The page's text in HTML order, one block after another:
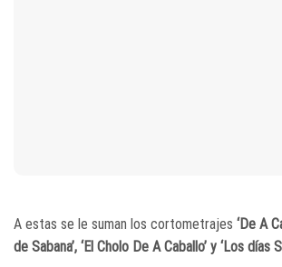
A estas se le suman los cortometrajes ‘De A
de Sabana’, ‘El Cholo De A Caballo’ y ‘Los días